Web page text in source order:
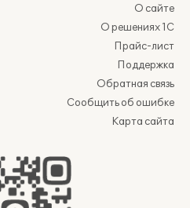
О сайте
О решениях 1С
Прайс-лист
Поддержка
Обратная связь
Сообщить об ошибке
Карта сайта